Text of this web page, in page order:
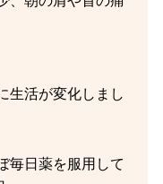
生活が変化しまし
毎日薬を服用して